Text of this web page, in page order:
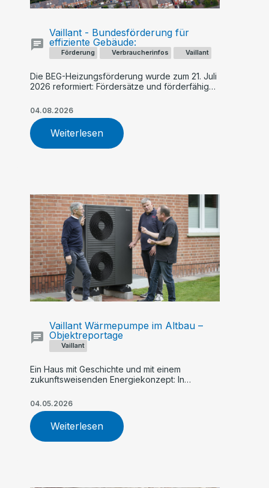
Förderung Verbraucherinfos Vaillant
Vaillant - Bundesförderung für
effiziente Gebäude:
Die BEG-Heizungsförderung wurde zum 21. Juli
2026 reformiert: Fördersätze und förderfähige
Geringverdiener und Familien stärker
profitieren. Ein früher Antrag – etwa für eine
Vaillant Wärmepumpe – kann sich finanziell
lohnen.
04.08.2026
Weiterlesen
Vaillant
Vaillant Wärmepumpe im Altbau –
Objektreportage
Ein Haus mit Geschichte und mit einem
zukunftsweisenden Energiekonzept: In
mit einer Kombination aus Wärmepumpe und
Gas-Brennwertkessel
04.05.2026
Weiterlesen